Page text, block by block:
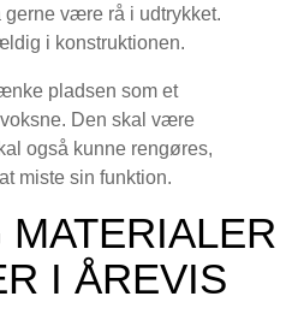
gerne være rå i udtrykket.
i konstruktionen.
pladsen som et
Den skal være
også kunne rengøres,
miste sin funktion.
I ÅREVIS